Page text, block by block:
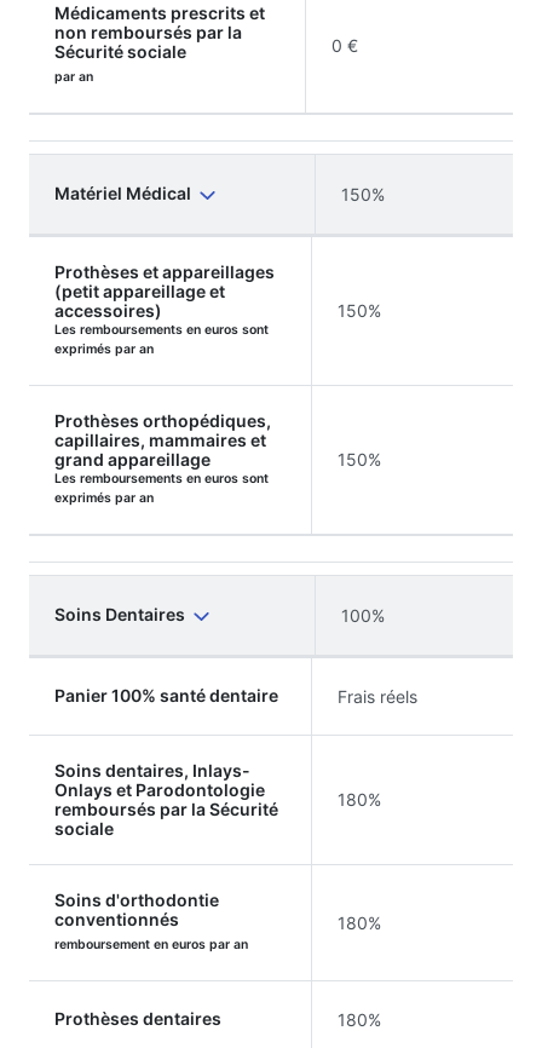
Médicaments prescrits et
non remboursés par la
Sécurité sociale
par an
0 €
Matériel Médical 150%
Prothèses et appareillages
(petit appareillage et
accessoires)
Les remboursements en euros sont
exprimés par an
150%
Prothèses orthopédiques,
capillaires, mammaires et
grand appareillage
Les remboursements en euros sont
exprimés par an
150%
Soins Dentaires 100%
Panier 100% santé dentaire Frais réels
Soins dentaires, Inlays-
Onlays et Parodontologie
remboursés par la Sécurité
sociale
180%
Soins d'orthodontie
conventionnés
remboursement en euros par an
180%
Prothèses dentaires 180%